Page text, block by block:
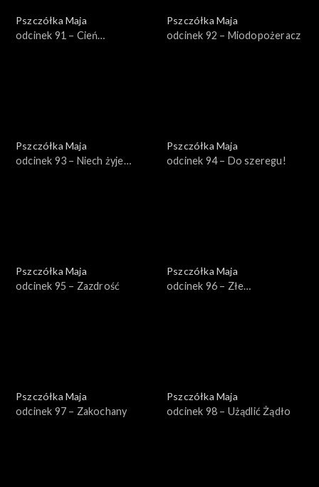
Pszczółka Maja
odcinek 91 – Cień
Pszczółka Maja
odcinek 92 – Miodopożeracz
Pszczółka Maja
odcinek 93 – Niech żyje
Pszczółka Maja
odcinek 94 – Do szeregu!
Pszczółka Maja
odcinek 95 – Zazdrość
Pszczółka Maja
odcinek 96 – Złe
Pszczółka Maja
odcinek 97 – Zakochany
Pszczółka Maja
odcinek 98 – Użądlić Żądło